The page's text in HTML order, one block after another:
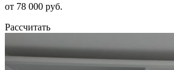
от 78 000 руб.
Рассчитать